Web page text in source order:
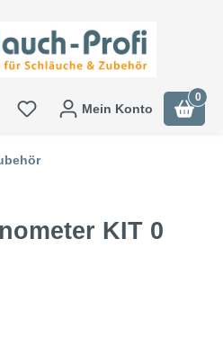
Mein Konto
0
KIT 0